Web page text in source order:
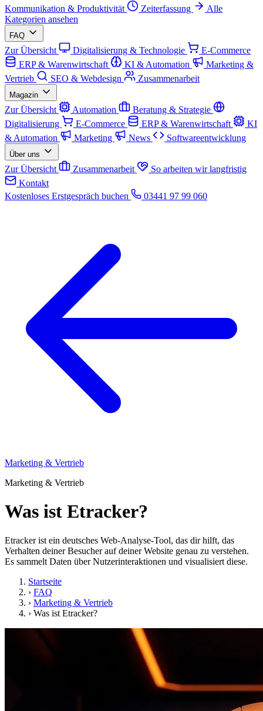
Kommunikation & Produktivität
Zeiterfassung
Alle
Kategorien ansehen
FAQ
Zur Übersicht Digitalisierung & Technologie
E-Commerce
ERP & Warenwirtschaft
KI & Automation
Marketing &
Vertrieb
SEO & Webdesign Zusammenarbeit
Magazin
Zur Übersicht Automation
Beratung & Strategie
Digitalisierung
E-Commerce ERP & Warenwirtschaft
KI
& Automation
Marketing News Softwareentwicklung
Über uns
Zur Übersicht Zusammenarbeit
So arbeiten wir langfristig
Kontakt
Kostenloses Erstgespräch buchen
03441 97 99 060
Marketing & Vertrieb
Marketing & Vertrieb
Was ist Etracker?
Etracker ist ein deutsches Web-Analyse-Tool, das dir hilft, das
Verhalten deiner Besucher auf deiner Website genau zu verstehen.
Es sammelt Daten über Nutzerinteraktionen und visualisiert diese.
Startseite
› FAQ
› Marketing & Vertrieb
› Was ist Etracker?